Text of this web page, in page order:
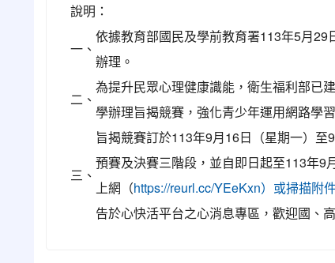
說明：
一、
依據教育部國民及學前教育署113年5月
辦理。
二、
為提升民眾心理健康識能，衛生福利部已
學辦理旨揭競賽，強化青少年運用網路學
三、
旨揭競賽訂於113年9月16日（星期一）至
預賽及決賽三階段，並自即日起至113年9
上網（https://reurl.cc/YEeKxn）或掃描附
告於心快活平台之心消息專區，歡迎國、